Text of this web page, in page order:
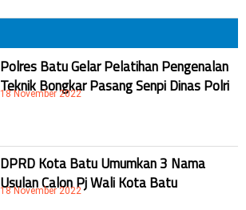
Polres Batu Gelar Pelatihan Pengenalan
Teknik Bongkar Pasang Senpi Dinas Polri
18 November 2022
DPRD Kota Batu Umumkan 3 Nama
Usulan Calon Pj Wali Kota Batu
18 November 2022